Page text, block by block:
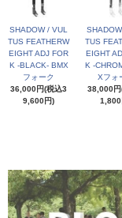
SHADOW / VUL
TUS FEATHERW
EIGHT ADJ FOR
K -BLACK- BMX
フォーク
36,000円(税込3
9,600円)
TUS
EIGHT
K -
Xフォ
38,000
1,800